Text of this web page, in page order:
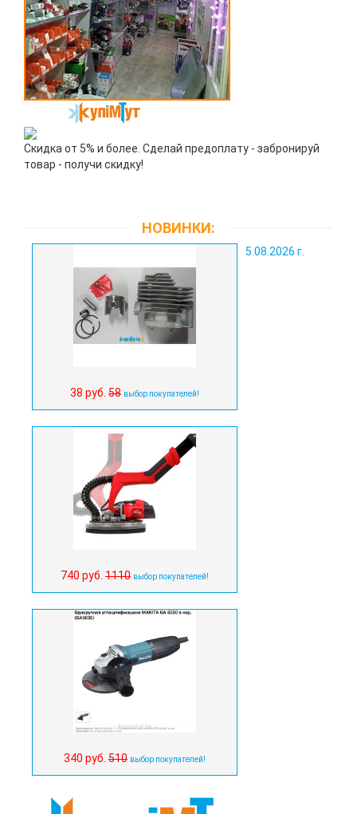
Скидка от 5% и более. Сделай предоплату - забронируй
товар - получи скидку!
НОВИНКИ:
5.08.2026 г.
38 руб. 58 выбор покупателей!
740 руб. 1110 выбор покупателей!
340 руб. 510 выбор покупателей!